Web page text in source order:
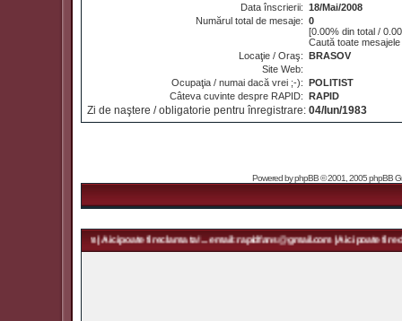
Data înscrierii: 18/Mai/2008
Numărul total de mesaje: 0
[0.00% din total /
Caută toate
Locaţie / Oraş: BRASOV
Site Web:
Ocupaţia / numai dacă vrei ;-): POLITIST
Câteva cuvinte despre RAPID: RAPID
Zi de naştere / obligatorie pentru înregistrare: 04/Iun/1983
Powered byphpBB© 2001, 2005 phpBB
| Aici poate fi reclama ta! ... email: rapidfans@gmail.com | Aici poate fi